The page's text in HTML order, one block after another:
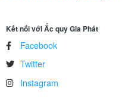
Kết nối với Ắc quy Gia Phát
Facebook
Twitter
Instagram